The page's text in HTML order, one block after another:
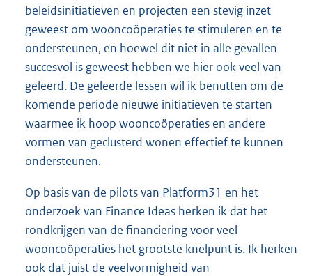
beleidsinitiatieven en projecten een stevig inzet
geweest om wooncoöperaties te stimuleren en te
ondersteunen, en hoewel dit niet in alle gevallen
succesvol is geweest hebben we hier ook veel van
geleerd. De geleerde lessen wil ik benutten om de
komende periode nieuwe initiatieven te starten
waarmee ik hoop wooncoöperaties en andere
vormen van geclusterd wonen effectief te kunnen
ondersteunen.
Op basis van de pilots van Platform31 en het
onderzoek van Finance Ideas herken ik dat het
rondkrijgen van de financiering voor veel
wooncoöperaties het grootste knelpunt is. Ik herken
ook dat juist de veelvormigheid van